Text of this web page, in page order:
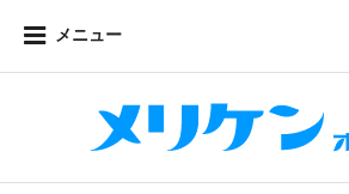
メニュー